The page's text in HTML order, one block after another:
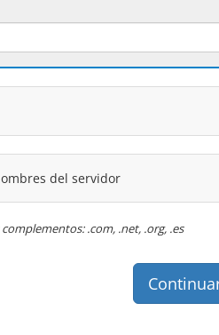
del servidor
.com, .net, .org, .es